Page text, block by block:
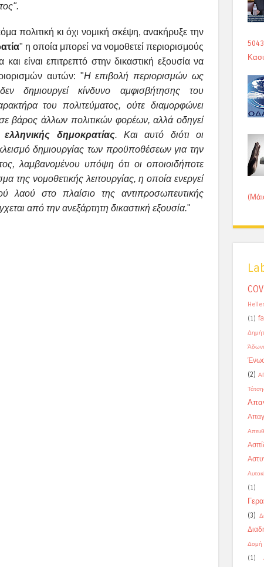
".
πολιτική κι όχι νομική σκέψη, ανακήρυξε την
" η οποία μπορεί να νομοθετεί περιορισμούς
είναι επιτρεπτό στην δικαστική εξουσία να
αυτών: "Η επιβολή περιορισμών ως
δεν δημιουργεί κίνδυνο αμφισβήτησης του
του πολιτεύματος, ούτε διαμορφώνει
βάρος άλλων πολιτικών φορέων,αλλά οδηγεί
δημοκρατίας. Καιαυτό διότι οι
δημιουργίας των προϋποθέσεων για την
λαμβανομένου υπόψη ότι οι οποιοιδήποτε
της νομοθετικής λειτουργίας, η οποία ενεργεί
λαού στο πλαίσιο της αντιπροσωπευτικής
από την ανεξάρτητη δικαστική εξουσία."
(1)
(2)
(1)
(3)
Δομή
(1)